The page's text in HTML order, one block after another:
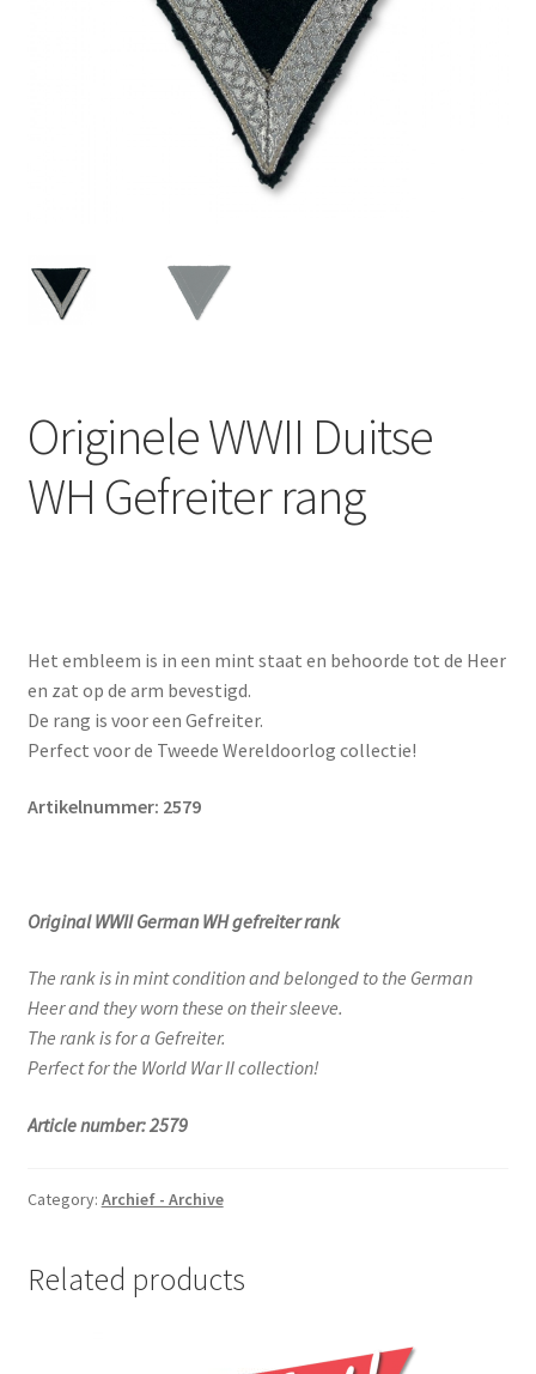
Originele WWII Duitse
WH Gefreiter rang
Het embleem is in een mint staat en behoorde tot de Heer
en zat op de arm bevestigd.
De rang is voor een Gefreiter.
Perfect voor de Tweede Wereldoorlog collectie!
Artikelnummer: 2579
Original WWII German WH gefreiter rank
The rank is in mint condition and belonged to the German
Heer and they worn these on their sleeve.
The rank is for a Gefreiter.
Perfect for the World War II collection!
Article number: 2579
Category: Archief - Archive
Related products